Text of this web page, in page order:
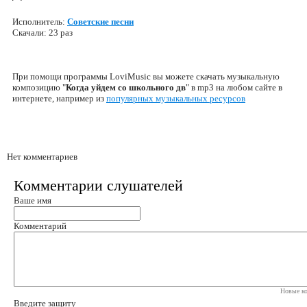
Исполнитель: Советские песни
Скачали: 23 раз
При помощи программы LoviMusic вы можете скачать музыкальную
композицию "Когда уйдем со школьного дв" в mp3 на любом сайте в
интернете, например из популярных музыкальных ресурсов
Нет комментариев
Комментарии слушателей
Ваше имя
Комментарий
Новые
Введите защиту